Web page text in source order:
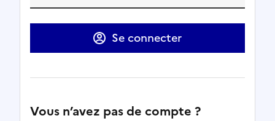
Se connecter
Vous n’avez pas de compte ?